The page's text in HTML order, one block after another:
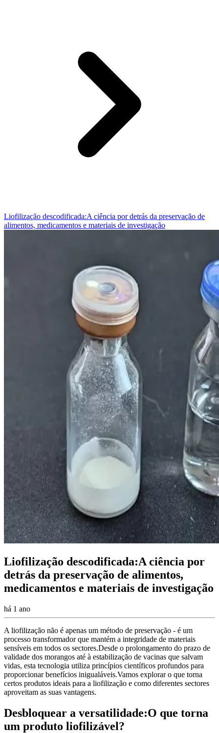
Liofilização descodificada:A ciência por detrás da preservação de
alimentos, medicamentos e materiais de investigação
Liofilização descodificada:A ciência por
detrás da preservação de alimentos,
medicamentos e materiais de investigação
há 1 ano
A liofilização não é apenas um método de preservação - é um
processo transformador que mantém a integridade de materiais
sensíveis em todos os sectores.Desde o prolongamento do prazo de
validade dos morangos até à estabilização de vacinas que salvam
vidas, esta tecnologia utiliza princípios científicos profundos para
proporcionar benefícios inigualáveis.Vamos explorar o que torna
certos produtos ideais para a liofilização e como diferentes sectores
aproveitam as suas vantagens.
Desbloquear a versatilidade:O que torna
um produto liofilizável?